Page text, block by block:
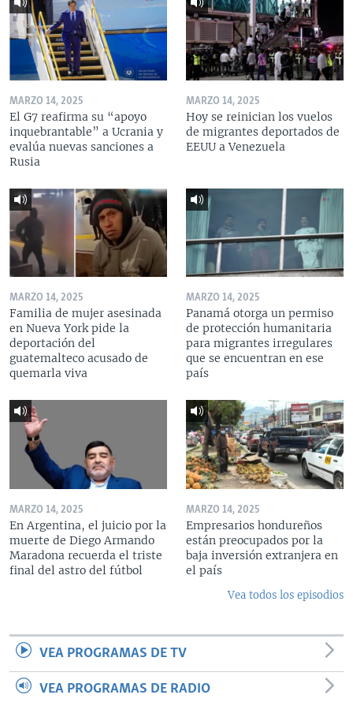
MARZO 14, 2025
El G7 reafirma su “apoyo
inquebrantable” a Ucrania y
evalúa nuevas sanciones a
Rusia
MARZO 14, 2025
Hoy se reinician los vuelos
de migrantes deportados de
EEUU a Venezuela
MARZO 14, 2025
Familia de mujer asesinada
en Nueva York pide la
deportación del
guatemalteco acusado de
quemarla viva
MARZO 14, 2025
Panamá otorga un permiso
de protección humanitaria
para migrantes irregulares
que se encuentran en ese
país
MARZO 14, 2025
En Argentina, el juicio por la
muerte de Diego Armando
Maradona recuerda el triste
final del astro del fútbol
MARZO 14, 2025
Empresarios hondureños
están preocupados por la
baja inversión extranjera en
el país
Vea todos los episodios
VEA PROGRAMAS DE TV
VEA PROGRAMAS DE RADIO